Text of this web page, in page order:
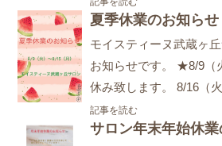
夏季休業のお知らせ
モイスティーヌ武蔵ヶ
お知らせです。 ★8/9（
休み致します。 8/16（
記事を読む
サロン年末年始休